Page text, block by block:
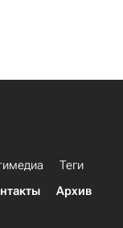
Теги
Архив